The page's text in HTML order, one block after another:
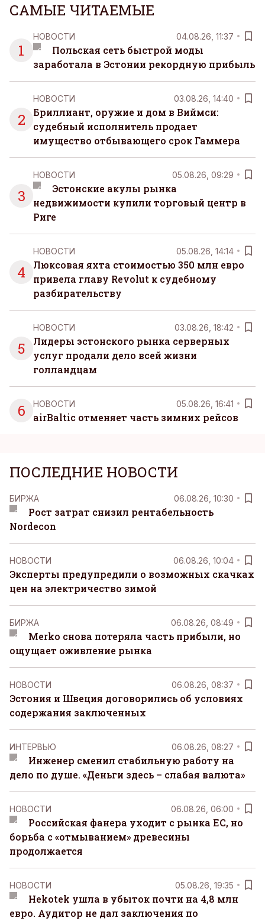
САМЫЕ ЧИТАЕМЫЕ
1
НОВОСТИ 04.08.26, 11:37
Польская сеть быстрой моды
заработала в Эстонии рекордную прибыль
2
НОВОСТИ 03.08.26, 14:40
Бриллиант, оружие и дом в Виймси:
судебный исполнитель продает
имущество отбывающего срок Гаммера
3
НОВОСТИ 05.08.26, 09:29
Эстонские акулы рынка
недвижимости купили торговый центр в
Риге
4
НОВОСТИ 05.08.26, 14:14
Люксовая яхта стоимостью 350 млн евро
привела главу Revolut к судебному
разбирательству
5
НОВОСТИ 03.08.26, 18:42
Лидеры эстонского рынка серверных
услуг продали дело всей жизни
голландцам
6 НОВОСТИ 05.08.26, 16:41
airBaltic отменяет часть зимних рейсов
ПОСЛЕДНИЕ НОВОСТИ
БИРЖА 06.08.26, 10:30
Рост затрат снизил рентабельность
Nordecon
НОВОСТИ 06.08.26, 10:04
Эксперты предупредили о возможных скачках
цен на электричество зимой
БИРЖА 06.08.26, 08:49
Merko снова потеряла часть прибыли, но
ощущает оживление рынка
НОВОСТИ 06.08.26, 08:37
Эстония и Швеция договорились об условиях
содержания заключенных
ИНТЕРВЬЮ 06.08.26, 08:27
Инженер сменил стабильную работу на
дело по душе. «Деньги здесь – слабая валюта»
НОВОСТИ 06.08.26, 06:00
Российская фанера уходит с рынка ЕС, но
борьба с «отмыванием» древесины
продолжается
НОВОСТИ 05.08.26, 19:35
Hekotek ушла в убыток почти на 4,8 млн
евро. Аудитор не дал заключения по